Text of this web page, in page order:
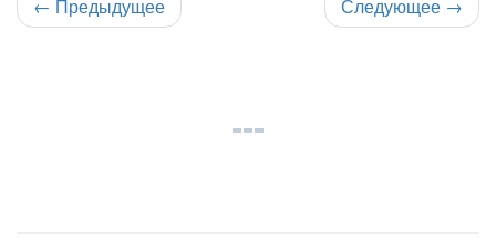
← Предыдущее Следующее →